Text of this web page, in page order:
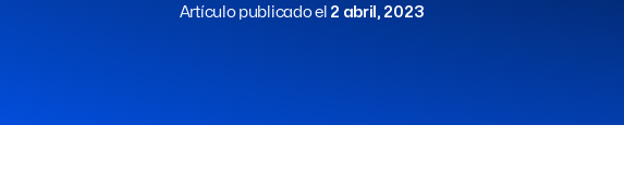
Artículo publicado el 2 abril, 2023